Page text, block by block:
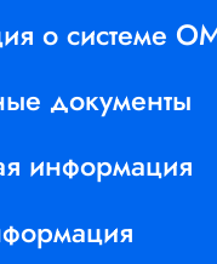
о системе
документы
информация